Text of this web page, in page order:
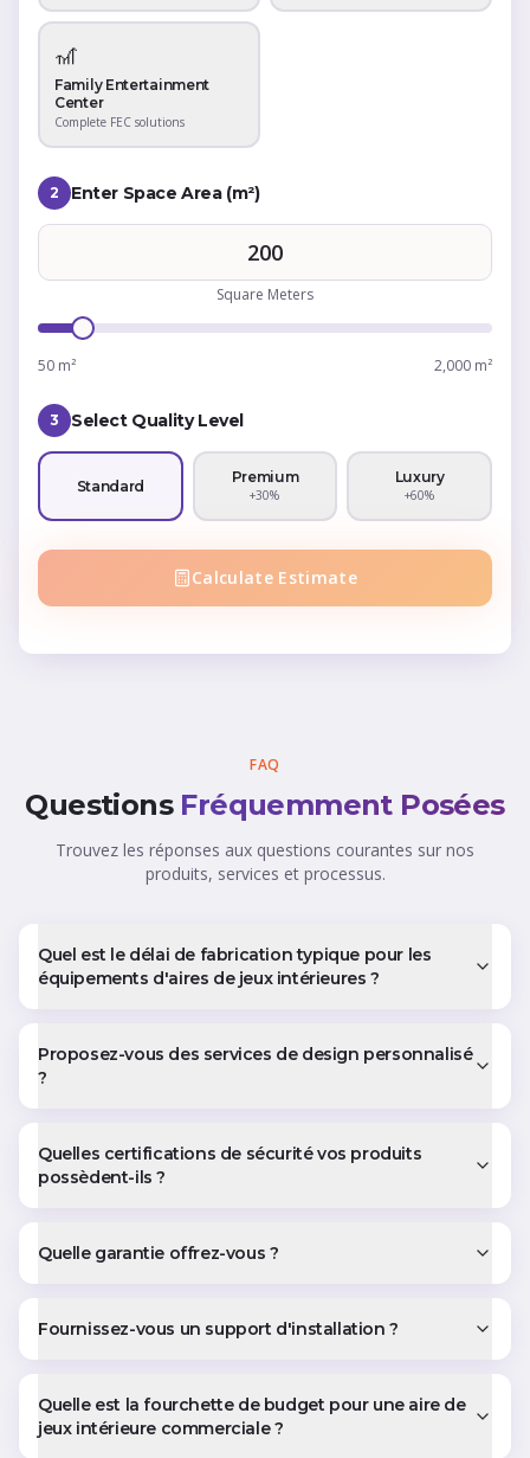
🎢
Family Entertainment
Center
Complete FEC solutions
2 Enter Space Area (m²)
50 m² 2,000 m²
Square Meters
3 Select Quality Level
Standard Premium
+30%
Luxury
+60%
Calculate Estimate
FAQ
Questions Fréquemment Posées
Trouvez les réponses aux questions courantes sur nos
produits, services et processus.
Quel est le délai de fabrication typique pour les
équipements d'aires de jeux intérieures ?
Proposez-vous des services de design personnalisé
?
Quelles certifications de sécurité vos produits
possèdent-ils ?
Quelle garantie offrez-vous ?
Fournissez-vous un support d'installation ?
Quelle est la fourchette de budget pour une aire de
jeux intérieure commerciale ?